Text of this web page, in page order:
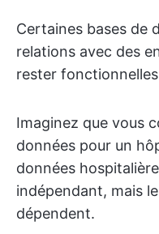
Certaines bases de
relations avec des
rester
Imaginez que vous
données pour un
données
indépendant, mais
dépendent.